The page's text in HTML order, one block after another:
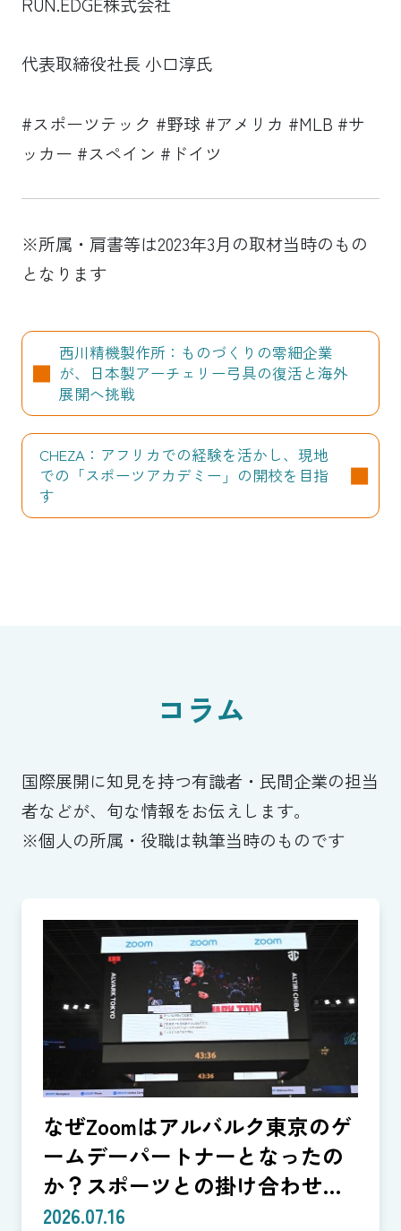
代表取締役社長 小口淳氏
#スポーツテック #野球 #アメリカ #MLB #サ
ッカー #スペイン #ドイツ
※所属・肩書等は2023年3月の取材当時のもの
となります
西川精機製作所：ものづくりの零細企業
が、日本製アーチェリー弓具の復活と海外
展開へ挑戦
CHEZA：アフリカでの経験を活かし、現地
での「スポーツアカデミー」の開校を目指
す
コラム
国際展開に知見を持つ有識者・民間企業の担当
者などが、旬な情報をお伝えします。
※個人の所属・役職は執筆当時のものです
なぜZoomはアルバルク東京のゲ
ームデーパートナーとなったの
か？スポーツとの掛け合わせで
生まれる体験
2026.07.16